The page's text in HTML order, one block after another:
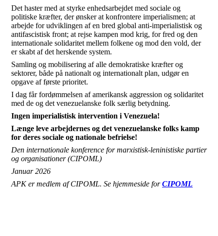
Det haster med at styrke enhedsarbejdet med sociale og
politiske kræfter, der ønsker at konfrontere imperialismen; at
arbejde for udviklingen af en bred global anti-imperialistisk og
antifascistisk front; at rejse kampen mod krig, for fred og den
internationale solidaritet mellem folkene og mod den vold, der
er skabt af det herskende system.
Samling og mobilisering af alle demokratiske kræfter og
sektorer, både på nationalt og internationalt plan, udgør en
opgave af første prioritet.
I dag får fordømmelsen af amerikansk aggression og solidaritet
med de og det venezuelanske folk særlig betydning.
Ingen imperialistisk intervention i Venezuela!
Længe leve arbejdernes og det venezuelanske folks kamp
for deres sociale og nationale befrielse!
Den internationale konference for marxistisk-leninistiske partier
og organisationer (CIPOML)
Januar 2026
APK er medlem af CIPOML. Se hjemmeside forCIPOML